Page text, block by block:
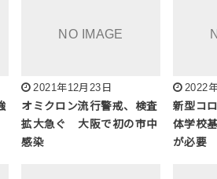
2021年12月23日
オミクロン流行警戒、検査
拡大急ぐ 大阪で初の市中
感染
2022
新型コ
体学校
が必要